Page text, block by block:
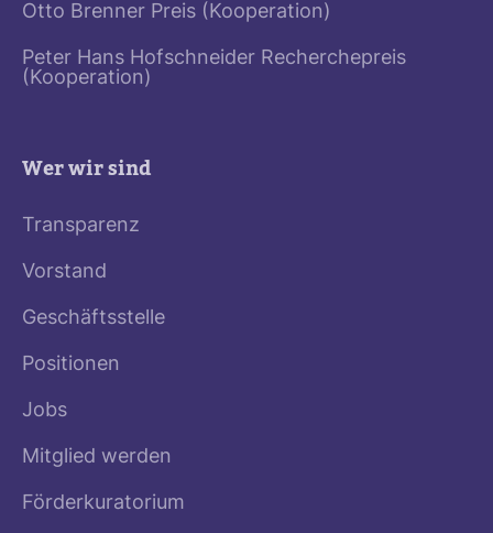
Otto Brenner Preis (Kooperation)
Peter Hans Hofschneider Recherchepreis
(Kooperation)
Wer wir sind
Transparenz
Vorstand
Geschäftsstelle
Positionen
Jobs
Mitglied werden
Förderkuratorium